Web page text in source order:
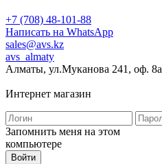
+7 (708) 48-101-88
Написать на WhatsApp
sales@avs.kz
avs_almaty
Алматы, ул.Муканова 241, оф. 8а
Интернет магазин
Запомнить меня на этом
компьютере